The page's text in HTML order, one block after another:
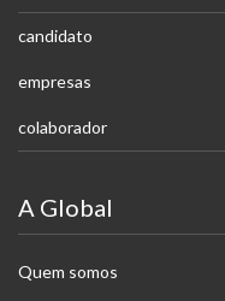
candidato
empresas
colaborador
A Global
Quem somos